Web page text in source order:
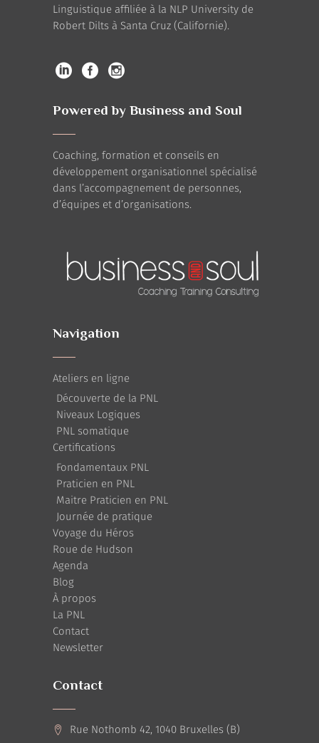
Linguistique affiliée à la NLP University de
Robert Dilts à Santa Cruz (Californie).
Powered by Business and Soul
Coaching, formation et conseils en
développement organisationnel spécialisé
dans l’accompagnement de personnes,
d’équipes et d’organisations.
Navigation
Ateliers en ligne
Découverte de la PNL
Niveaux Logiques
PNL somatique
Certifications
Fondamentaux PNL
Praticien en PNL
Maitre Praticien en PNL
Journée de pratique
Voyage du Héros
Roue de Hudson
Agenda
Blog
À propos
La PNL
Contact
Newsletter
Contact
Rue Nothomb 42, 1040 Bruxelles (B)